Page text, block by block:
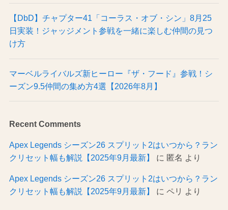
【DbD】チャプター41「コーラス・オブ・シン」8月25
日実装！ジャッジメント参戦を一緒に楽しむ仲間の見つ
け方
マーベルライバルズ新ヒーロー『ザ・フード』参戦！シ
ーズン9.5仲間の集め方4選【2026年8月】
Recent Comments
Apex Legends シーズン26 スプリット2はいつから？ラン
クリセット幅も解説【2025年9月最新】
に 匿名 より
Apex Legends シーズン26 スプリット2はいつから？ラン
クリセット幅も解説【2025年9月最新】
に ペリ より